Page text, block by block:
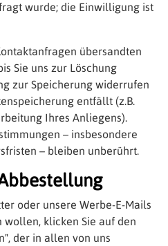
wurde; die Einwilligung ist
übersandten
Sie uns zur Löschung
zur Speicherung widerrufen
entfällt (z.B.
Ihres Anliegens).
– insbesondere
– bleiben unberührt.
oder unsere Werbe-E-Mails
klicken Sie auf den
der in allen von uns